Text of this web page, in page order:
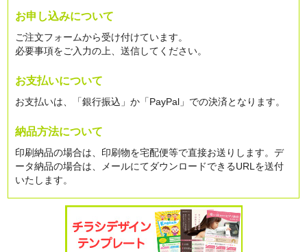
お申し込みについて
ご注文フォームから受け付けています。
必要事項をご入力の上、送信してください。
お支払いについて
お支払いは、「銀行振込」か「PayPal」での決済となります。
納品方法について
印刷納品の場合は、印刷物を宅配便等で直接お送りします。デ
ータ納品の場合は、メールにてダウンロードできるURLを送付
いたします。